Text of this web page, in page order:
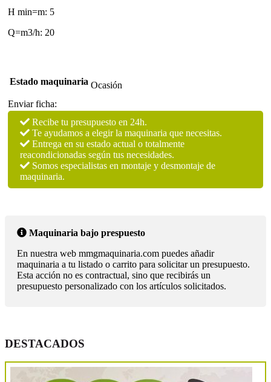
H min=m: 5
Q=m3/h: 20
Estado maquinaria Ocasión
Enviar ficha:
Recibe tu presupuesto en 24h.
Te ayudamos a elegir la maquinaria que necesitas.
Entrega en su estado actual o totalmente
reacondicionadas según tus necesidades.
Somos especialistas en montaje y desmontaje de
maquinaria.
Maquinaria bajo prespuesto
En nuestra web mmgmaquinaria.com puedes añadir
maquinaria a tu listado o carrito para solicitar un presupuesto.
Esta acción no es contractual, sino que recibirás un
presupuesto personalizado con los artículos solicitados.
DESTACADOS